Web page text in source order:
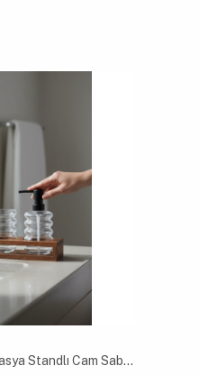
Akayev 2 Bölmeli Akasya Standlı Cam Sabunluk ve Diş Fırçalık Seti